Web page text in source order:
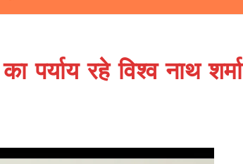
पर्याय रहे विश्व नाथ शर्मा